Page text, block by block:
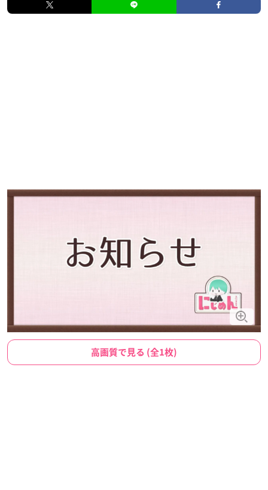
高画質で見る (全1枚)